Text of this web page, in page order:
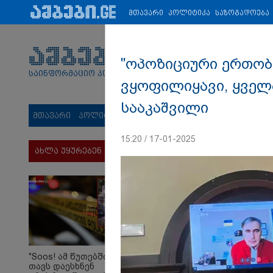
პარტნიორები: ახალი ამბები ეკონომიკა ვიდეო
საინფორმაციო პორტალი
მთავარი პოლიტიკა საზოგადოება
ახლა უყურებენ
"Soos! ამ წუთებში
თავს დაესხნენ
მთავარი პოლიტიკა საზოგადოება
"ოპოზიციური
ვყოფილიყავი,
სააკაშვილი
15:20 / 17-01-2025